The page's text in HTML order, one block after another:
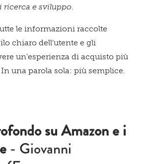
ricerca e sviluppo
le informazioni raccolte
chiaro dell’utente e gli
un’esperienza di acquisto più
una parola sola: più semplice.
su Amazon e i
- Giovanni